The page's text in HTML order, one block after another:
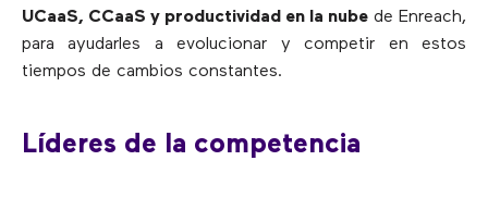
UCaaS, CCaaS y productividad en la nube de Enreach,
para ayudarles a evolucionar y competir en estos
tiempos de cambios constantes.
Líderes de la competencia